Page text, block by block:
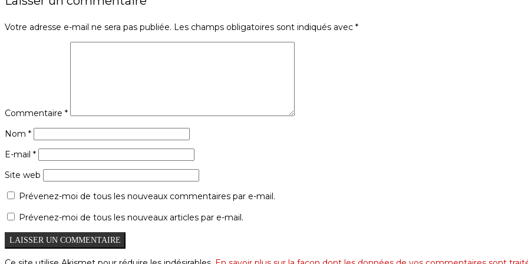
Votre adresse e-mail ne sera pas publiée. Les champs obligatoires sont indiqués avec *
Commentaire *
Nom *
E-mail *
Site web
Prévenez-moi de tous les nouveaux commentaires par e-mail.
Prévenez-moi de tous les nouveaux articles par e-mail.